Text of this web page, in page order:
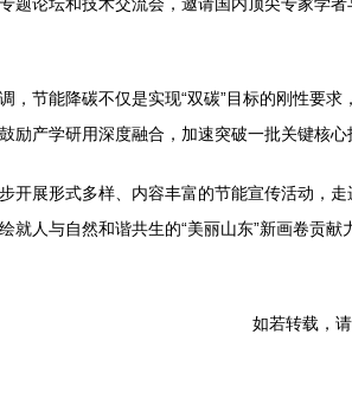
，节能降碳不仅是实现“双碳”目标的刚性要
励产学研用深度融合，加速突破一批关键核
开展形式多样、内容丰富的节能宣传活动，
就人与自然和谐共生的“美丽山东”新画卷贡献
如若转载，